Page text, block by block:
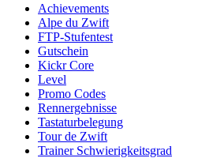
Achievements
Alpe du Zwift
FTP-Stufentest
Gutschein
Kickr Core
Level
Promo Codes
Rennergebnisse
Tastaturbelegung
Tour de Zwift
Trainer Schwierigkeitsgrad